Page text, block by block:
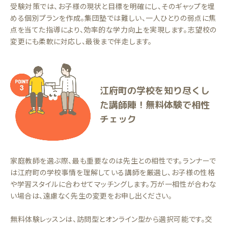
受験対策では、お子様の現状と目標を明確にし、そのギャップを埋
める個別プランを作成。集団塾では難しい、一人ひとりの弱点に焦
点を当てた指導により、効率的な学力向上を実現します。志望校の
変更にも柔軟に対応し、最後まで伴走します。
江府町の学校を知り尽くし
た講師陣！無料体験で相性
チェック
家庭教師を選ぶ際、最も重要なのは先生との相性です。ランナーで
は江府町の学校事情を理解している講師を厳選し、お子様の性格
や学習スタイルに合わせてマッチングします。万が一相性が合わな
い場合は、遠慮なく先生の変更をお申し出ください。
無料体験レッスンは、訪問型とオンライン型から選択可能です。交